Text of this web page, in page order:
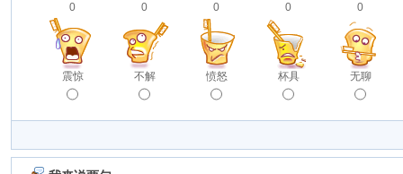
0
震惊
0
不解
0
愤怒
0
杯具
0
无聊